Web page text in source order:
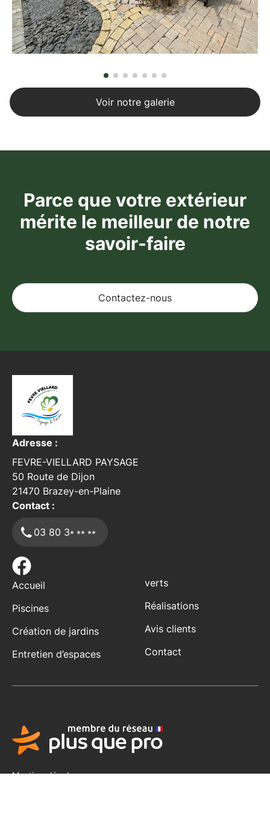
Voir notre galerie
Parce que votre extérieur
mérite le meilleur de notre
savoir-faire
Contactez-nous
Adresse :
FEVRE-VIELLARD PAYSAGE
50 Route de Dijon
21470 Brazey-en-Plaine
Contact :
03 80 3* ** **
Accueil
Piscines
Création de jardins
Entretien d’espaces
verts
Réalisations
Avis clients
Contact
Mentions légales